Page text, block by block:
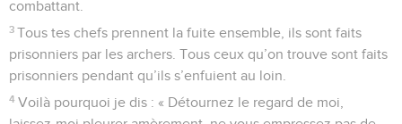
retrouveront tes glorieux chars, toi qui fais la honte de la
maison de ton maître !
19 Je te chasserai de ton poste, l'Eternel t'arrachera de ta
situation.
20 » Ce jour-là, j'appellerai mon serviteur Eliakim, le fils de